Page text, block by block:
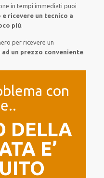
in tempiimmediati puoi
ricevere un tecnico a
più.
per ricevere un
un prezzo conveniente.
con
DELLA
E’